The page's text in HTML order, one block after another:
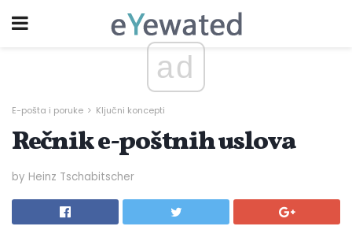
ad
E-pošta i poruke Ključni koncepti
Rečnik e-poštnih uslova
by Heinz Tschabitscher